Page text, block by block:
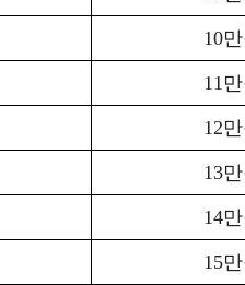
10
11
12
13
14
15